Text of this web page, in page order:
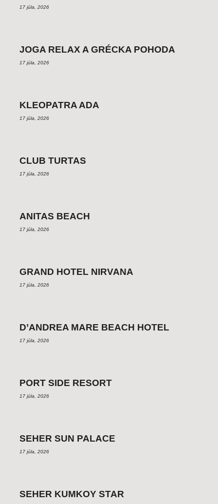
17 júla, 2026
JOGA RELAX A GRÉCKA POHODA
17 júla, 2026
KLEOPATRA ADA
17 júla, 2026
CLUB TURTAS
17 júla, 2026
ANITAS BEACH
17 júla, 2026
GRAND HOTEL NIRVANA
17 júla, 2026
D’ANDREA MARE BEACH HOTEL
17 júla, 2026
PORT SIDE RESORT
17 júla, 2026
SEHER SUN PALACE
17 júla, 2026
SEHER KUMKOY STAR